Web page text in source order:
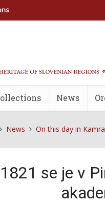
News
News On this day in Kamra
se je v